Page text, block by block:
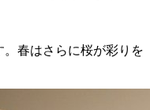
春はさらに桜が彩りを